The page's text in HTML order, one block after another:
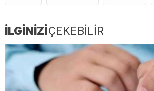
İLGİNİZİÇEKEBİLİR